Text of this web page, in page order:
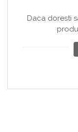
Daca doresti